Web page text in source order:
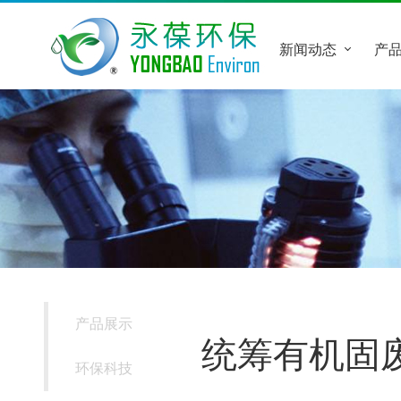
首页 关于我们 新闻动态 产
产品展示
环保科技 统筹有机固